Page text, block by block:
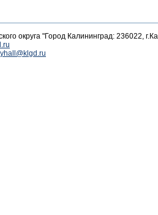
округа "Город Калининград: 236022,